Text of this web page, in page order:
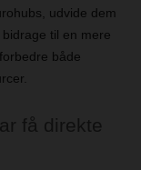
udvide dem
til en mere
både
få direkte